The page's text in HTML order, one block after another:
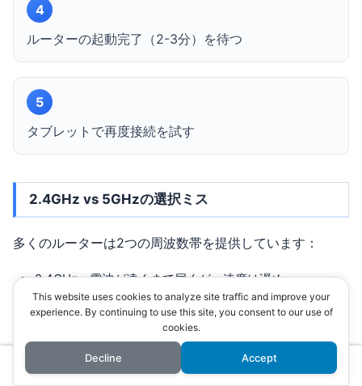
4
ルーターの起動完了（2-3分）を待つ
5
タブレットで再度接続を試す
2.4GHz vs 5GHzの選択ミス
多くのルーターは2つの周波数帯を提供しています：
2.4GHz：電波が遠くまで届くが、速度は遅め
5GHz：速度は速いが、障害物に弱い
スマイルゼミは両方に対応していますが、安定性を重視す
るなら2.4GHzがおすすめです。なお、 幼児コースの実際
ホーム 検索 トップ
This website uses cookies to analyze site traffic and improve your
experience. By continuing to use this site, you consent to our use of
cookies.
Decline Accept